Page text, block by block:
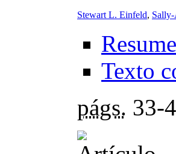
Stewart L. Einfeld,
Texto
págs. 33-